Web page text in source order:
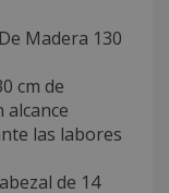
Madera 130
cm de
las labores
de 14